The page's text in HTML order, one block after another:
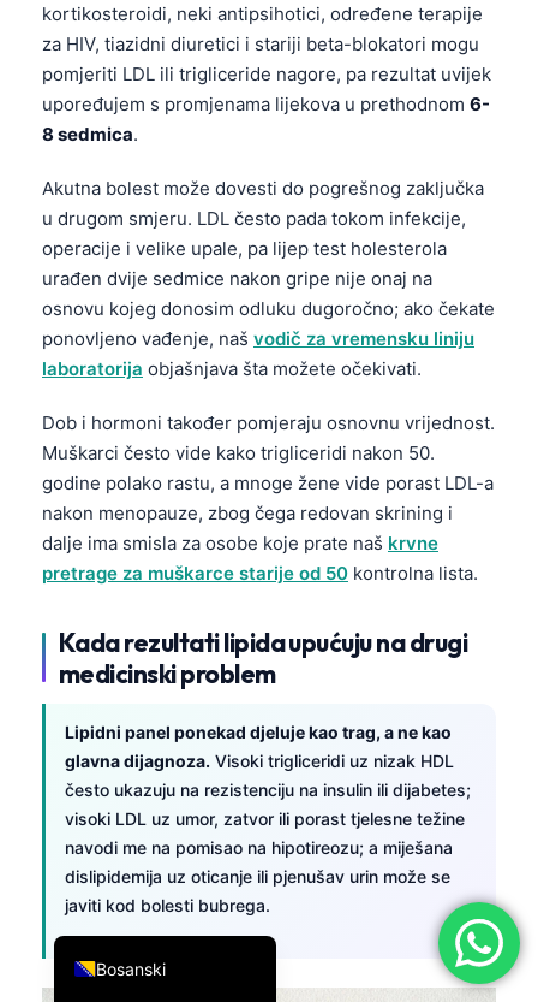
kortikosteroidi, neki antipsihotici, određene terapije
za HIV, tiazidni diuretici i stariji beta-blokatori mogu
pomjeriti LDL ili trigliceride nagore, pa rezultat uvijek
upoređujem s promjenama lijekova u prethodnom 6-
8 sedmica.
Akutna bolest može dovesti do pogrešnog zaključka
u drugom smjeru. LDL često pada tokom infekcije,
operacije i velike upale, pa lijep test holesterola
urađen dvije sedmice nakon gripe nije onaj na
osnovu kojeg donosim odluku dugoročno; ako čekate
ponovljeno vađenje, naš vodič za vremensku liniju
laboratorija objašnjava šta možete očekivati.
Dob i hormoni također pomjeraju osnovnu vrijednost.
Muškarci često vide kako trigliceridi nakon 50.
godine polako rastu, a mnoge žene vide porast LDL-a
nakon menopauze, zbog čega redovan skrining i
dalje ima smisla za osobe koje prate naš krvne
pretrage za muškarce starije od 50 kontrolna lista.
Kada rezultati lipida upućuju na drugi
medicinski problem
Lipidni panel ponekad djeluje kao trag, a ne kao
glavna dijagnoza. Visoki trigliceridi uz nizak HDL
često ukazuju na rezistenciju na insulin ili dijabetes;
visoki LDL uz umor, zatvor ili porast tjelesne težine
navodi me na pomisao na hipotireozu; a miješana
dislipidemija uz oticanje ili pjenušav urin može se
javiti kod bolesti bubrega.
Bosanski
Deutsch
العربية
Français
עִבְרִית
Italiano
Português
Türkçe
Română
简体中文
فارسی
Български
Dansk
Nederlands
Bahasa Indonesia
Հայերեն
Српски језик
Svenska
Azərbaycan dili
Eesti